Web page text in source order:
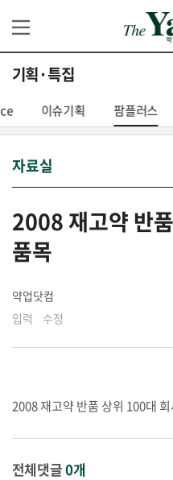
기획·특집
이슈기획 팜플러스
자료실
2008 재고약 반
품목
약업닷컴
입력 수정
2008 재고약 반품 상위 100대
전체댓글0개